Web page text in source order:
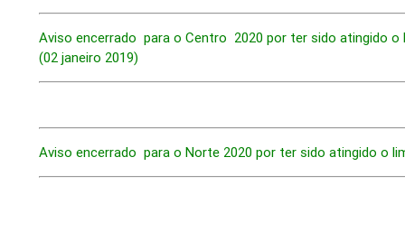
Aviso encerrado para o Centro 2020 por ter sido atingido
(02 janeiro 2019)
Aviso encerrado para o Norte 2020 por ter sido atingido o